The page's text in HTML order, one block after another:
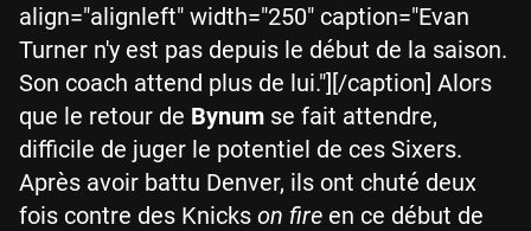
align="alignleft" width="250" caption="Evan
Turner n'y est pas depuis le début de la saison.
Son coach attend plus de lui."][/caption] Alors
que le retour de Bynum se fait attendre,
difficile de juger le potentiel de ces Sixers.
Après avoir battu Denver, ils ont chuté deux
fois contre des Knicks on fire en ce début de